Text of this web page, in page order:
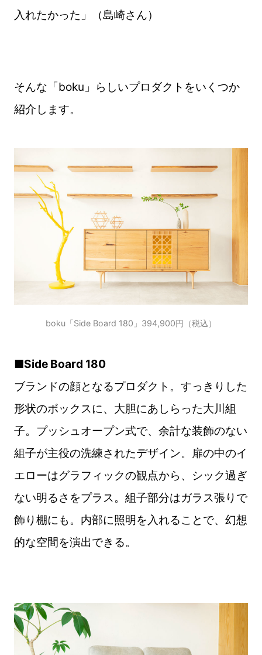
入れたかった」（島崎さん）
そんな「boku」らしいプロダクトをいくつか
紹介します。
boku「Side Board 180」394,900円（税込）
■Side Board 180
ブランドの顔となるプロダクト。すっきりした
形状のボックスに、大胆にあしらった大川組
子。プッシュオープン式で、余計な装飾のない
組子が主役の洗練されたデザイン。扉の中のイ
エローはグラフィックの観点から、シック過ぎ
ない明るさをプラス。組子部分はガラス張りで
飾り棚にも。内部に照明を入れることで、幻想
的な空間を演出できる。